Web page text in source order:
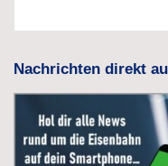
Nachrichten direkt